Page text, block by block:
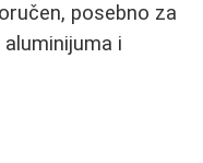
posebno za
i